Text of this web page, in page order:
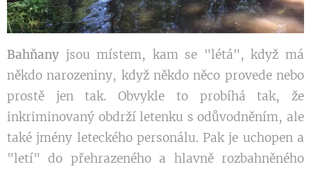
Bahňany jsou místem, kam se "létá", když má
někdo narozeniny, když někdo něco provede nebo
prostě jen tak. Obvykle to probíhá tak, že
inkriminovaný obdrží letenku s odůvodněním, ale
také jmény leteckého personálu. Pak je uchopen a
"letí" do přehrazeného a hlavně rozbahněného